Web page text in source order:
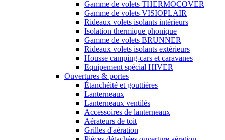
Gamme de volets THERMOCOVER
Gamme de volets VISIOPLAIR
Rideaux volets isolants intérieurs
Isolation thermique phonique
Gamme de volets BRUNNER
Rideaux volets isolants extérieurs
Housse camping-cars et caravanes
Equipement spécial HIVER
Ouvertures & portes
Étanchéité et gouttières
Lanterneaux
Lanterneaux ventilés
Accessoires de lanterneaux
Aérateurs de toit
Grilles d'aération